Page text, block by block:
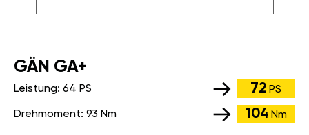
GÄN GA+
Leistung: 64 PS 72 PS
Drehmoment: 93 Nm 104 Nm